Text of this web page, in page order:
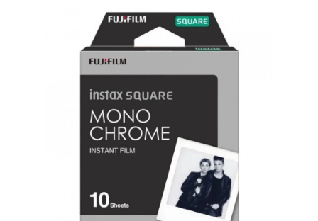
hvězdiček.